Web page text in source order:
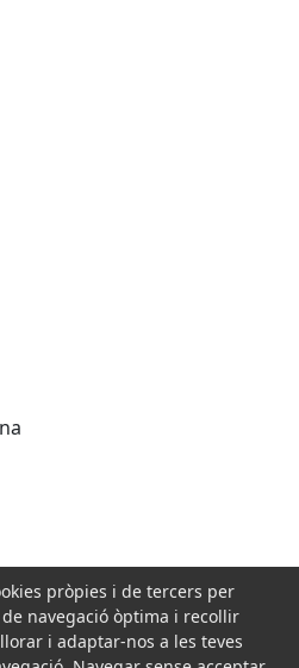
pròpies i de tercers per
navegació òptima i recollir
i adaptar-nos a les teves